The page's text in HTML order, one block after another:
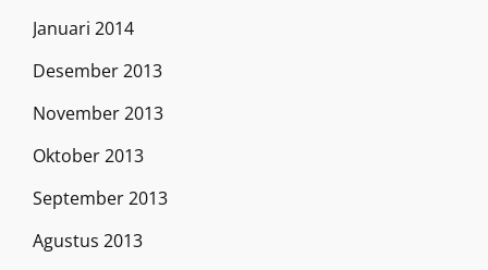
Januari 2014
Desember 2013
November 2013
Oktober 2013
September 2013
Agustus 2013